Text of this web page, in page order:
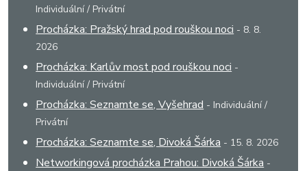
Individuální / Privátní
Procházka: Pražský hrad pod rouškou noci - 8. 8.
2026
Procházka: Karlův most pod rouškou noci -
Individuální / Privátní
Procházka: Seznamte se, Vyšehrad - Individuální /
Privátní
Procházka: Seznamte se, Divoká Šárka - 15. 8. 2026
Networkingová procházka Prahou: Divoká Šárka -